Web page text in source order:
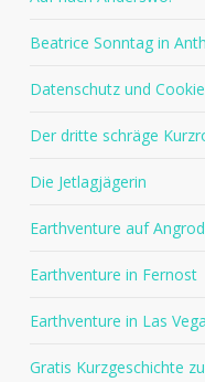
Beatrice Sonntag in
Datenschutz und
Der dritte schräge
Die Jetlagjägerin
Earthventure auf
Earthventure in Fernost
Earthventure in Las
Gratis Kurzgeschichte